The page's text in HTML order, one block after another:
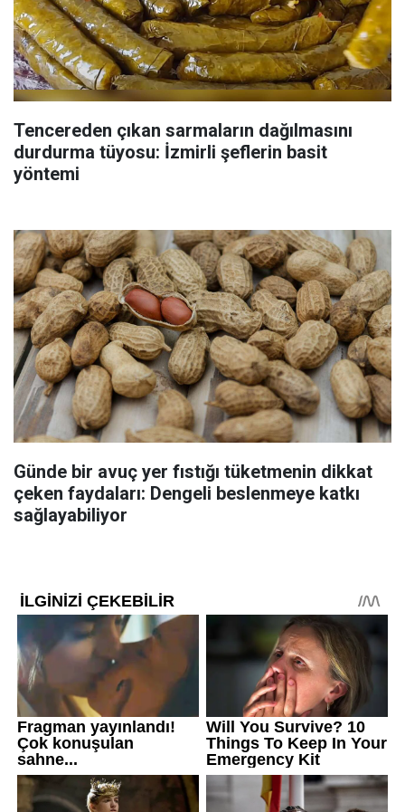
Tencereden çıkan sarmaların dağılmasını
durdurma tüyosu: İzmirli şeflerin basit
yöntemi
Günde bir avuç yer fıstığı tüketmenin dikkat
çeken faydaları: Dengeli beslenmeye katkı
sağlayabiliyor